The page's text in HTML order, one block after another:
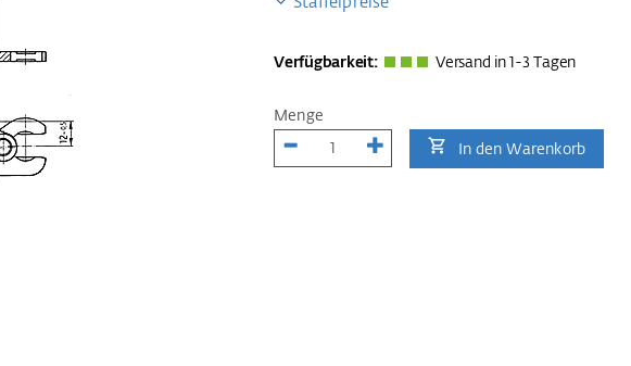
Verfügbarkeit: Versand in 1-3 Tagen
Menge
In den Warenkorb